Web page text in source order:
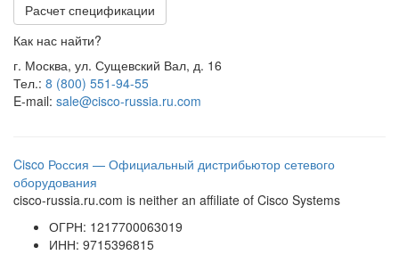
Расчет спецификации
Как нас найти?
г. Москва, ул. Сущевский Вал, д. 16
Тел.: 8 (800) 551-94-55
E-mail: sale@cisco-russia.ru.com
Cisco Россия — Официальный дистрибьютор сетевого
оборудования
cisco-russia.ru.com is neither an affiliate of Cisco Systems
ОГРН: 1217700063019
ИНН: 9715396815